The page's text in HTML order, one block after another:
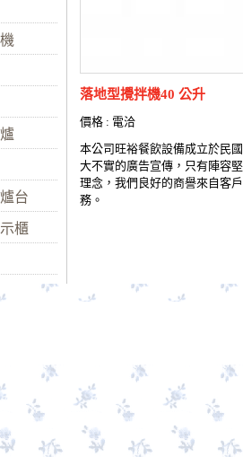
台
櫃
落地型攪拌機40 公升
價格 : 電洽
本公司旺裕餐飲設備成立於民
大不實的廣告宣傳，只有陣容
理念，我們良好的商譽來自客
務。